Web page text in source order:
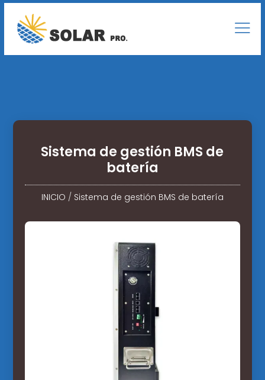
Sistema de gestión BMS de
batería
INICIO / Sistema de gestión BMS de batería